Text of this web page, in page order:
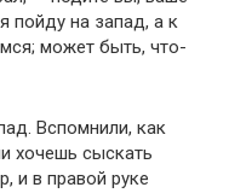
пойду на запад, а к
может быть, что-
Вспомнили, как
хочешь сыскать
и в правой руке